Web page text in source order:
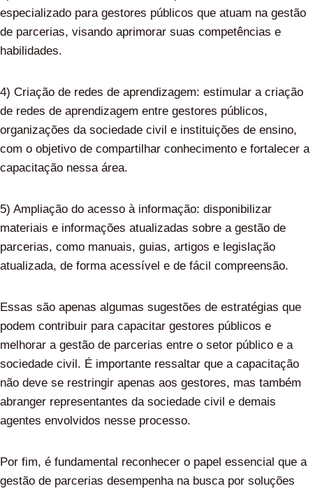
especializado para gestores públicos que atuam na gestão
de parcerias, visando aprimorar suas competências e
habilidades.
4) Criação de redes de aprendizagem: estimular a criação
de redes de aprendizagem entre gestores públicos,
organizações da sociedade civil e instituições de ensino,
com o objetivo de compartilhar conhecimento e fortalecer a
capacitação nessa área.
5) Ampliação do acesso à informação: disponibilizar
materiais e informações atualizadas sobre a gestão de
parcerias, como manuais, guias, artigos e legislação
atualizada, de forma acessível e de fácil compreensão.
Essas são apenas algumas sugestões de estratégias que
podem contribuir para capacitar gestores públicos e
melhorar a gestão de parcerias entre o setor público e a
sociedade civil. É importante ressaltar que a capacitação
não deve se restringir apenas aos gestores, mas também
abranger representantes da sociedade civil e demais
agentes envolvidos nesse processo.
Por fim, é fundamental reconhecer o papel essencial que a
gestão de parcerias desempenha na busca por soluções